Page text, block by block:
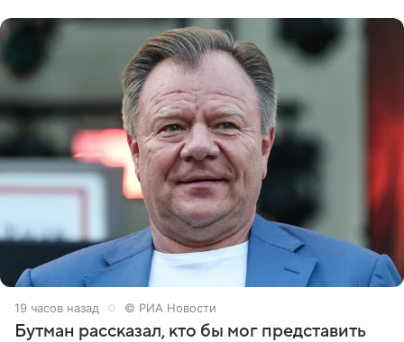
19 часов назад © РИА Новости
Бутман рассказал, кто бы мог представить